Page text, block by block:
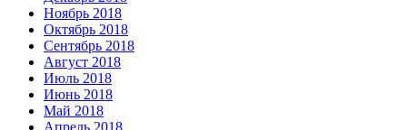
Ноябрь 2018
Октябрь 2018
Сентябрь 2018
Август 2018
Июль 2018
Июнь 2018
Май 2018
Апрель 2018